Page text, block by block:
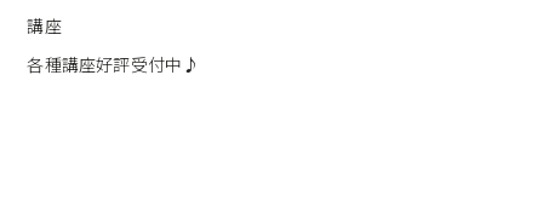
講座
各種講座好評受付中♪